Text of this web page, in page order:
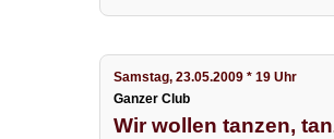
Samstag, 23.05.2009 * 19 Uhr
Ganzer Club
Wir wollen tanzen,